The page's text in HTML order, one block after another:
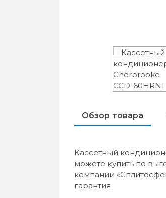
Обзор товара
Кассетный
можете купить по
компании
гарантия.